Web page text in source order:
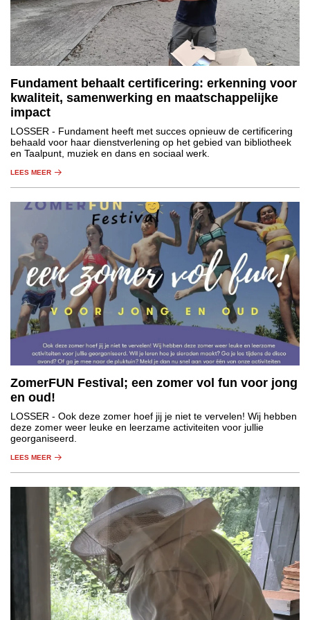
Fundament behaalt certificering: erkenning voor
kwaliteit, samenwerking en maatschappelijke
impact
LOSSER - Fundament heeft met succes opnieuw de certificering
behaald voor haar dienstverlening op het gebied van bibliotheek
en Taalpunt, muziek en dans en sociaal werk.
LEES MEER
ZomerFUN Festival; een zomer vol fun voor jong
en oud!
LOSSER - Ook deze zomer hoef jij je niet te vervelen! Wij hebben
deze zomer weer leuke en leerzame activiteiten voor jullie
georganiseerd.
LEES MEER